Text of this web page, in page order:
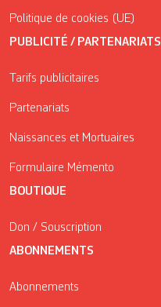
Politique de cookies (UE)
PUBLICITÉ / PARTENARIATS
Tarifs publicitaires
Partenariats
Naissances et Mortuaires
Formulaire Mémento
BOUTIQUE
Don / Souscription
ABONNEMENTS
Abonnements